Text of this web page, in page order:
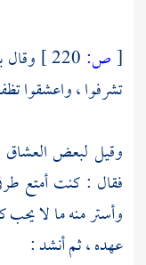
[ص:
وقال
تشرفوا ، واعشقوا
وقيل لبعض
فقال : كنت أمتع
وأستر منه ما لا
عهده ، ثم أنشد :